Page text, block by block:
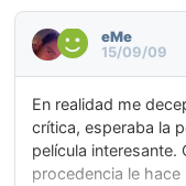
eMe
15/09/09
En realidad me
crítica, esperaba la
película interesante.
procedencia le